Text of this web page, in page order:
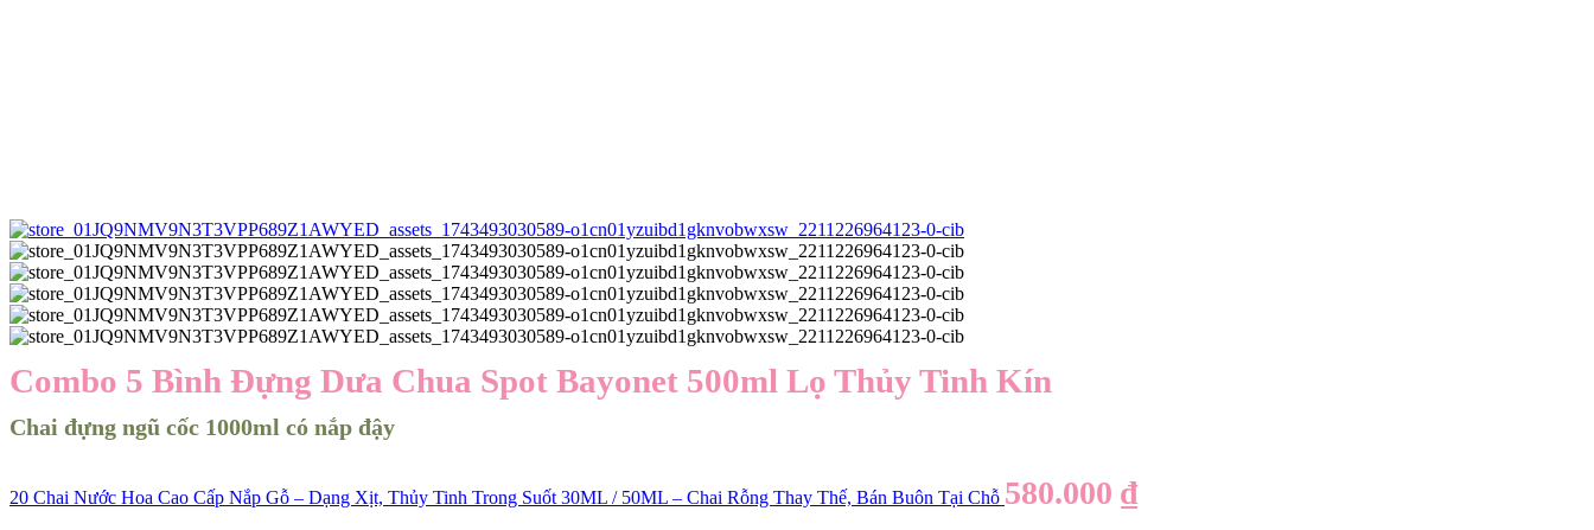
Combo 5 Bình Đựng Dưa Chua Spot Bayonet 500ml Lọ Thủy Tinh Kín
Chai đựng ngũ cốc 1000ml có nắp đậy
20 Chai Nước Hoa Cao Cấp Nắp Gỗ – Dạng Xịt, Thủy Tinh Trong Suốt 30ML / 50ML – Chai Rỗng Thay Thế, Bán Buôn Tại Chỗ 580.000 ₫